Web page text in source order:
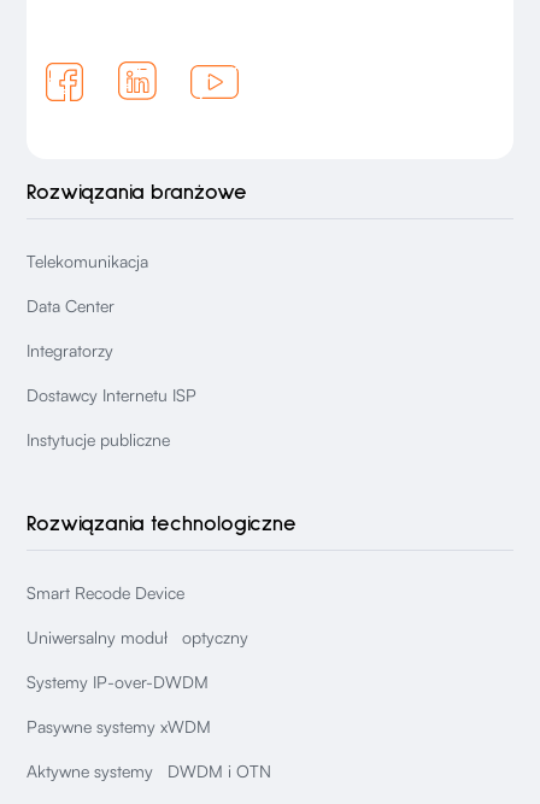
Rozwiązania branżowe
Telekomunikacja
Data Center
Integratorzy
Dostawcy Internetu ISP
Instytucje publiczne
Rozwiązania technologiczne
Smart Recode Device
Uniwersalny moduł optyczny
Systemy IP-over-DWDM
Pasywne systemy xWDM
Aktywne systemy DWDM i OTN